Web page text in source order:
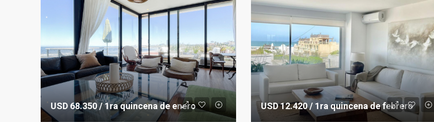
USD 68.350 / 1ra quincena de enero USD 12.420 / 1ra quincena de febrero